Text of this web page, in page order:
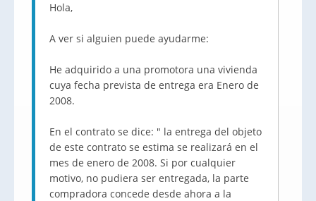
Hola,
A ver si alguien puede ayudarme:
He adquirido a una promotora una vivienda
cuya fecha prevista de entrega era Enero de
2008.
En el contrato se dice: " la entrega del objeto
de este contrato se estima se realizará en el
mes de enero de 2008. Si por cualquier
motivo, no pudiera ser entregada, la parte
compradora concede desde ahora a la